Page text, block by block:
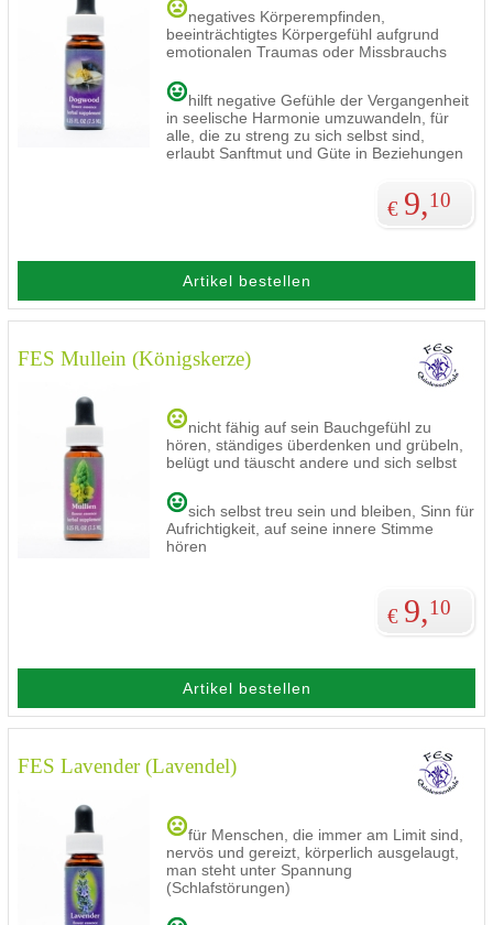
negatives Körperempfinden,
beeinträchtigtes Körpergefühl aufgrund
emotionalen Traumas oder Missbrauchs
hilft negative Gefühle der Vergangenheit
in seelische Harmonie umzuwandeln, für
alle, die zu streng zu sich selbst sind,
erlaubt Sanftmut und Güte in Beziehungen
€ 9,10
Artikel bestellen
FES Mullein (Königskerze)
nicht fähig auf sein Bauchgefühl zu
hören, ständiges überdenken und grübeln,
belügt und täuscht andere und sich selbst
sich selbst treu sein und bleiben, Sinn für
Aufrichtigkeit, auf seine innere Stimme
hören
€ 9,10
Artikel bestellen
FES Lavender (Lavendel)
für Menschen, die immer am Limit sind,
nervös und gereizt, körperlich ausgelaugt,
man steht unter Spannung
(Schlafstörungen)